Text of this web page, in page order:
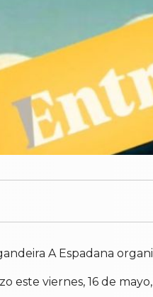
A Espadana
este viernes, 16 de